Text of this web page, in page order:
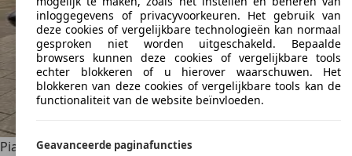
Piaggio CiaoLe souris rams brim
inloggegevens of privacyvoorkeuren. Het gebruik van
deze cookies of vergelijkbare technologieën kan normaal
gesproken niet worden uitgeschakeld. Bepaalde
browsers kunnen deze cookies of vergelijkbare tools
echter blokkeren of u hierover waarschuwen. Het
blokkeren van deze cookies of vergelijkbare tools kan de
functionaliteit van de website beïnvloeden.
Geavanceerde paginafuncties